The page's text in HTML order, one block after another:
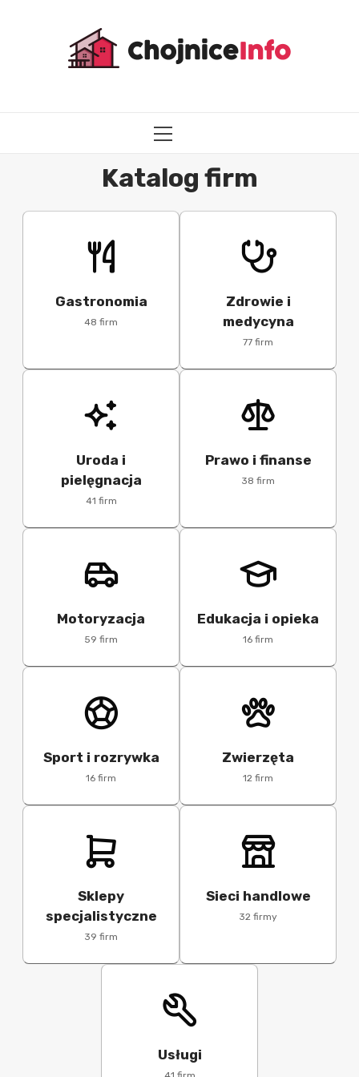
MENU
Katalog firm
Gastronomia
48 firm
Zdrowie i
medycyna
77 firm
Uroda i
pielęgnacja
41 firm
Prawo i finanse
38 firm
Motoryzacja
59 firm
Edukacja i opieka
16 firm
Sport i rozrywka
16 firm
Zwierzęta
12 firm
Sklepy
specjalistyczne
39 firm
Sieci handlowe
32 firmy
Usługi